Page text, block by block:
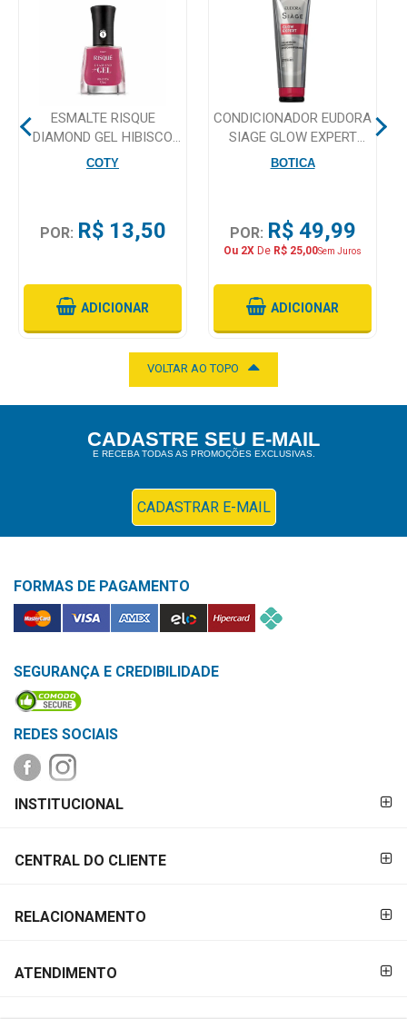
Medicamentos
Cuidado
Dermocosméticos
e
Monitores
Socorros
Casa
e
OFERTAS
OFERTAS
ESMALTE RISQUE
DIAMOND GEL HIBISCO
ROSA
COTY
POR: R$ 13,50
ADICIONAR
CONDICIONADOR EUDORA
SIAGE GLOW EXPERT
200ML
BOTICA
POR: R$ 49,99
Ou 2X De R$ 25,00Sem Juros
ADICIONAR
VOLTAR AO TOPO
CADASTRE SEU E-MAIL
E RECEBA TODAS AS PROMOÇÕES EXCLUSIVAS.
CADASTRAR E-MAIL
FORMAS DE PAGAMENTO
SEGURANÇA E CREDIBILIDADE
REDES SOCIAIS
PAGAMENTO
INSTITUCIONAL
CENTRAL DO CLIENTE
RELACIONAMENTO
ATENDIMENTO